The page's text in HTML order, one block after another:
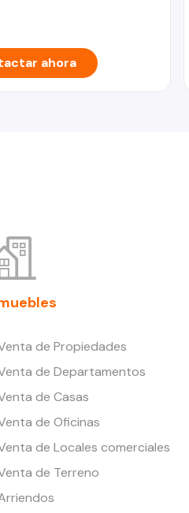
ahora
de Propiedades
de Departamentos
de Casas
de Oficinas
de Locales comerciales
de Terreno